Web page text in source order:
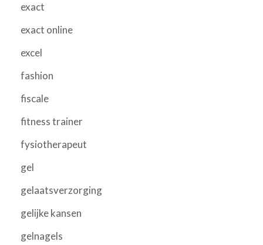
exact
exact online
excel
fashion
fiscale
fitness trainer
fysiotherapeut
gel
gelaatsverzorging
gelijke kansen
gelnagels